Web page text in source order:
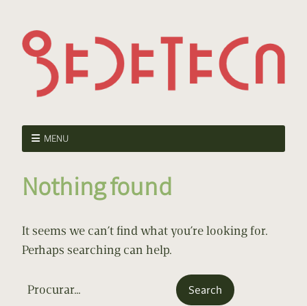
MENU
Nothing found
It seems we can’t find what you’re looking for.
Perhaps searching can help.